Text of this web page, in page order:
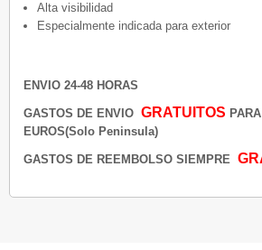
Alta visibilidad
Especialmente indicada para exterior
ENVIO 24-48 HORAS
GASTOS DE ENVIO GRATUITOS
EUROS(Solo Peninsula)
GASTOS DE REEMBOLSO SIEMPRE